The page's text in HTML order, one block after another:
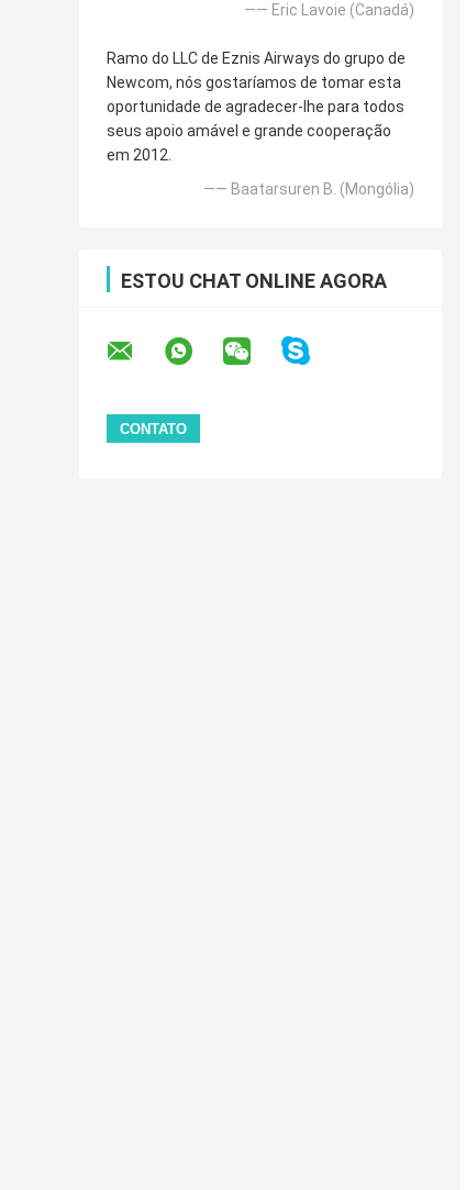
—— Eric Lavoie (Canadá)
Ramo do LLC de Eznis Airways do grupo de
Newcom, nós gostaríamos de tomar esta
oportunidade de agradecer-lhe para todos
seus apoio amável e grande cooperação
em 2012.
—— Baatarsuren B. (Mongólia)
ESTOU CHAT ONLINE AGORA